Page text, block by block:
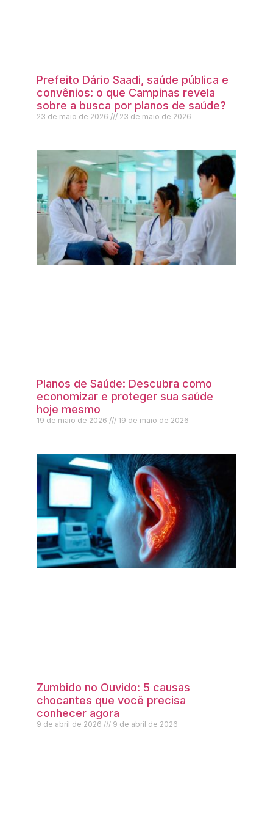
Prefeito Dário Saadi, saúde pública e
convênios: o que Campinas revela
sobre a busca por planos de saúde?
23 de maio de 2026 23 de maio de 2026
Planos de Saúde: Descubra como
economizar e proteger sua saúde
hoje mesmo
19 de maio de 2026 19 de maio de 2026
Zumbido no Ouvido: 5 causas
chocantes que você precisa
conhecer agora
9 de abril de 2026 9 de abril de 2026